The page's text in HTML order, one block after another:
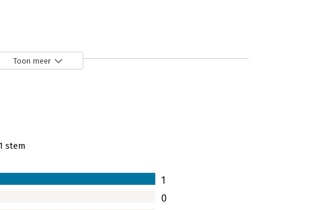
voor bestuurders, beleidsmakers en
2022
of het migratievraagstuk. Om dit soort grote
te kunnen oplossen hebben we een hele andere
wordt en de aanzet kan geven tot echte,
Toon meer
1 stem
1
0